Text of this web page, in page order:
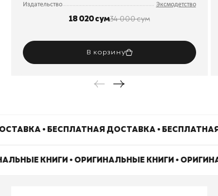
Издательство
Эксмодетство
18 020 сум34 000 сум
В корзину
• БЕСПЛАТНАЯ ДОСТАВКА •
КНИГИ • ОРИГИНАЛЬНЫЕ КНИГИ •